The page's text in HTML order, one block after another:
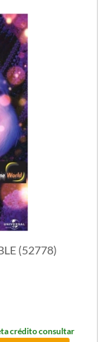
(52778)
crédito consultar